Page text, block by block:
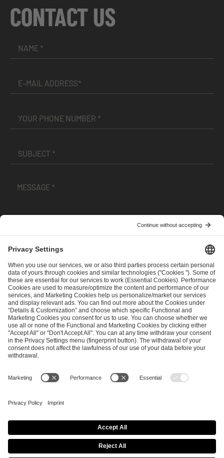
CONTACT US
andPrivacy Policy
SEND MESSAGE
CAREER MEDIA RIGHTS
Imprint
Privacy Policy Cookie Policy
Terms of Use
Copyright Policy
Procurement Policy Whistleblowing